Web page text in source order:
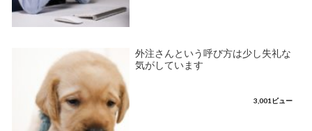
外注さんという呼び方は少し失礼な
気がしています
3,001ビュー